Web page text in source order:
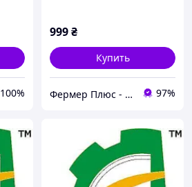
100%
999₴
Купить
Фермер Плюс - интернет магазин садовой техники 97%